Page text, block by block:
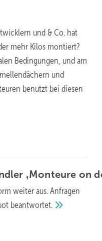
und & Co. hat
mehr Kilos montiert?
Bedingungen, und am
und
benutzt bei diesen
‚Monteure on
weiter aus. Anfragen
beantwortet.